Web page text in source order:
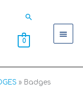
Rechercher
0
Badges